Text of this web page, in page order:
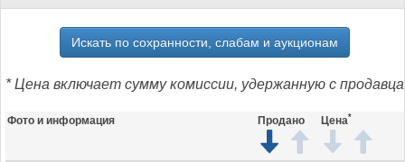
Искать по сохранности, слабам и аукционам
* Цена включает сумму комиссии, удержанную с продавца
Фото и информация Продано Цена*